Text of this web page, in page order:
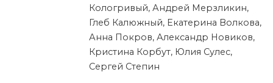
Кологривый, Андрей Мерзликин,
Глеб Калюжный, Екатерина Волкова,
Анна Покров, Александр Новиков,
Кристина Корбут, Юлия Сулес,
Сергей Степин